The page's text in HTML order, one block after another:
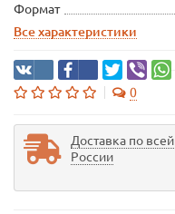
Формат
Все характеристики
0
Доставка по всей
России